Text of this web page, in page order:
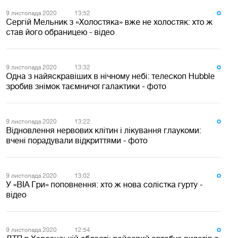
9 листопада 2020 13:52
Сергій Мельник з «Холостяка» вже не холостяк: хто ж
став його обраницею - відео
9 листопада 2020 13:32
Одна з найяскравіших в нічному небі: телескоп Hubble
зробив знімок таємничої галактики - фото
9 листопада 2020 13:22
Відновлення нервових клітин і лікування глаукоми:
вчені порадували відкриттями - фото
9 листопада 2020 13:02
У «ВІА Гри» поповнення: хто ж нова солістка гурту -
відео
9 листопада 2020 12:54